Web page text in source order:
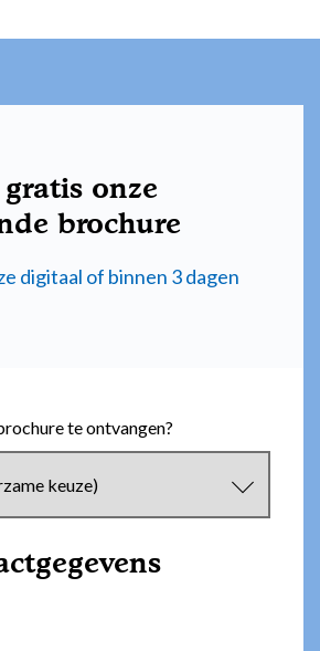
onze
brochure
digitaal of binnen 3 dagen
te ontvangen?